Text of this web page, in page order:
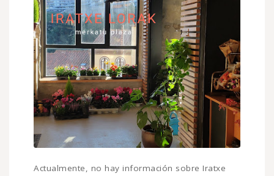
Actualmente, no hay información sobre Iratxe